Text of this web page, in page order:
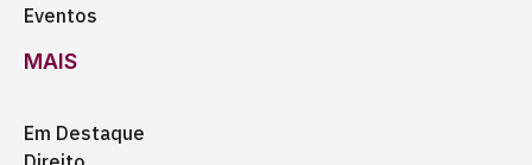
Eventos
MAIS
Em Destaque